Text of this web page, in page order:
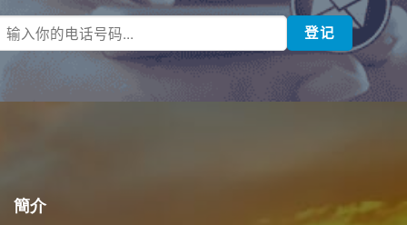
簡介